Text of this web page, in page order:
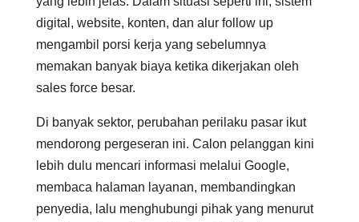
digital, website, konten, dan alur follow up
mengambil porsi kerja yang sebelumnya
memakan banyak biaya ketika dikerjakan oleh
sales force besar.
Di banyak sektor, perubahan perilaku pasar ikut
mendorong pergeseran ini. Calon pelanggan kini
lebih dulu mencari informasi melalui Google,
membaca halaman layanan, membandingkan
penyedia, lalu menghubungi pihak yang menurut